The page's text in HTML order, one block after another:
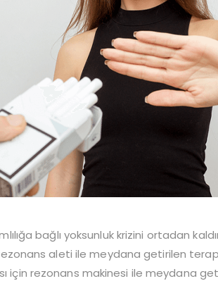
bağlı yoksunluk krizini ortadan
aleti ile meydana getirilen
için rezonans makinesi ile meydana